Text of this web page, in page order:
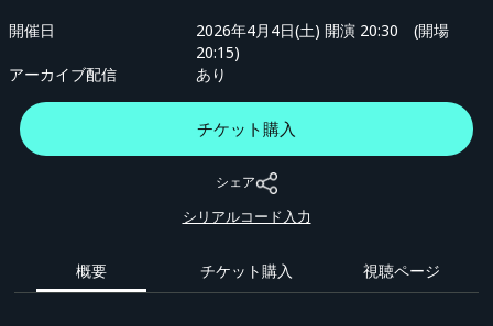
開催日
2026年4月4日(土) 開演 20:30 (開場
20:15)
アーカイブ配信
あり
チケット購入
シェア
シリアルコード入力
概要 チケット購入 視聴ページ